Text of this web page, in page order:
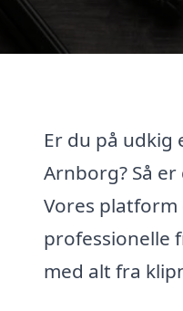
Er du på
Arnborg? Så
Vores
professionelle
med alt fra